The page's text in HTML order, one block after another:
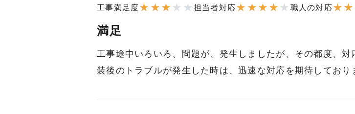
工事満足度★ ★ ★ ★ ★ 担当者対応★ ★ ★ ★ ★ 職人の対応★ ★
満足
工事途中いろいろ、問題が、発生しましたが、その都度、
装後のトラブルが発生した時は、迅速な対応を期待しており